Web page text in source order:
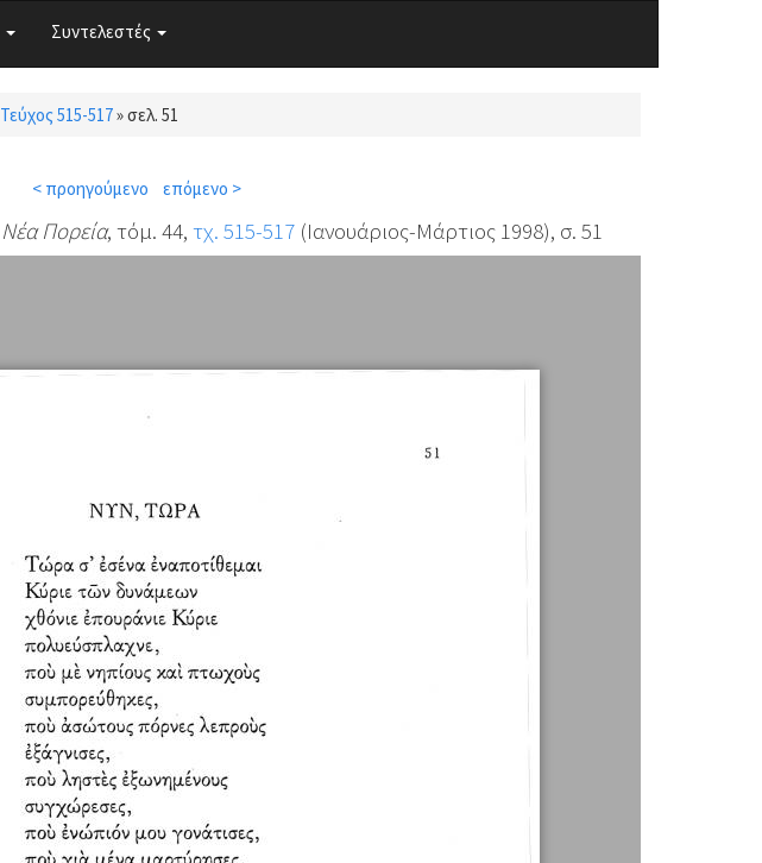
Συντελεστές
Τεύχος 515-517»σελ. 51
< προηγούμενο επόμενο >
Νέα Πορεία, τόμ. 44, τχ. 515-517(Ιανουάριος-Μάρτιος 1998), σ. 51